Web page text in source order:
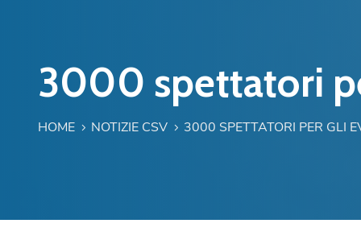
3000 spettatori
HOME NOTIZIE CSV 3000 SPETTATORI PER GLI